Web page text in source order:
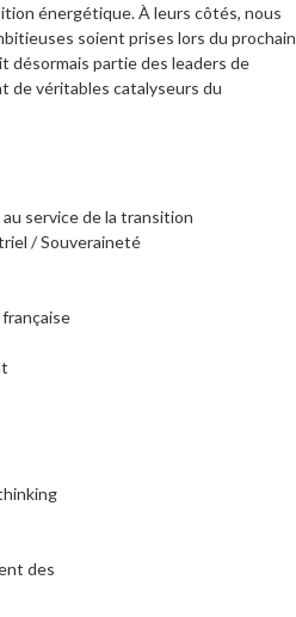
énergétique. À leurs côtés, nous
soient prises lors du prochain
désormais partie des leaders de
de véritables catalyseurs du
service de la transition
/ Souveraineté
des